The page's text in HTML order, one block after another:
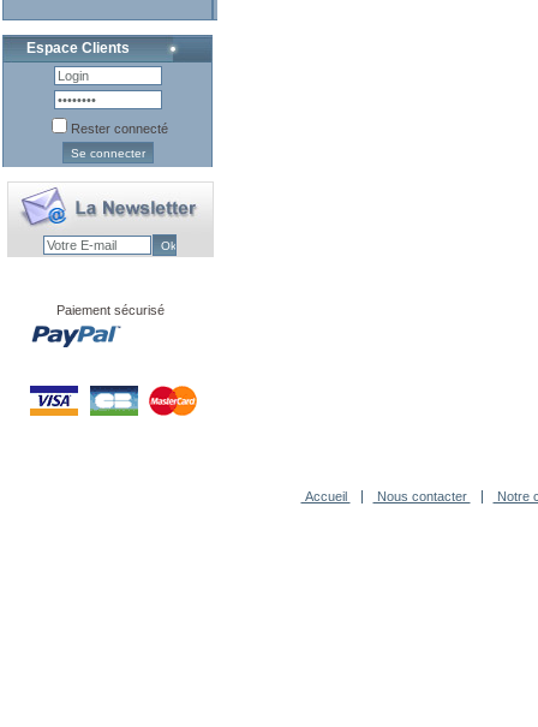
Espace Clients
Rester connecté
Paiement sécurisé
Accueil Nous contacter Notre